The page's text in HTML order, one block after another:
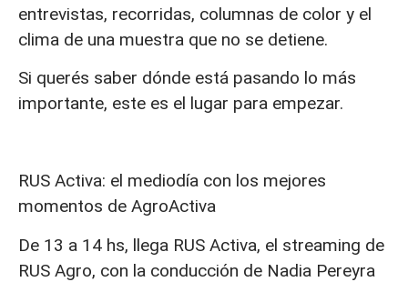
entrevistas, recorridas, columnas de color y el
clima de una muestra que no se detiene.
Si querés saber dónde está pasando lo más
importante, este es el lugar para empezar.
RUS Activa: el mediodía con los mejores
momentos de AgroActiva
De 13 a 14 hs, llega RUS Activa, el streaming de
RUS Agro, con la conducción de Nadia Pereyra